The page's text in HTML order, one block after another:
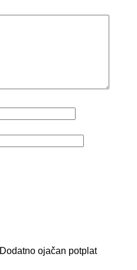
Dodatno ojačan potplat